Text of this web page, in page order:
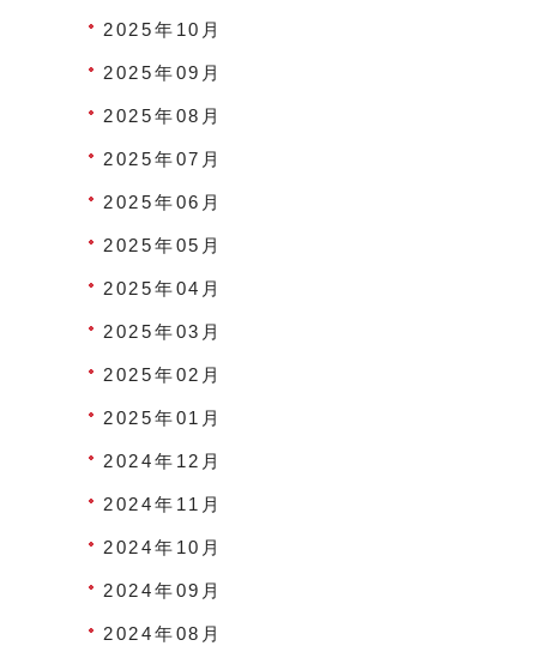
2025年10月
2025年09月
2025年08月
2025年07月
2025年06月
2025年05月
2025年04月
2025年03月
2025年02月
2025年01月
2024年12月
2024年11月
2024年10月
2024年09月
2024年08月